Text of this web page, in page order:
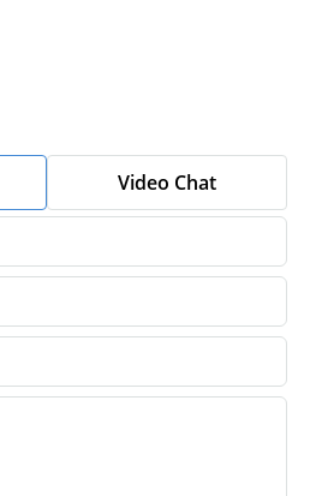
Video Chat